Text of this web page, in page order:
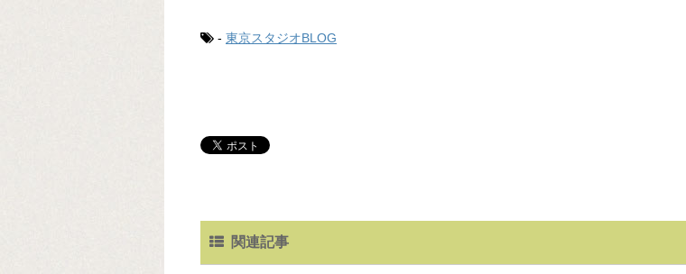
- 東京スタジオBLOG
関連記事